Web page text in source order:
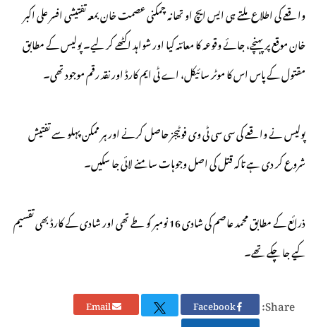
واقعے کی اطلاع ملتے ہی ایس ایچ او تھانہ چمکنی عصمت خان بمعہ تفتیشی افسر علی اکبر
خان موقع پر پہنچے، جائے وقوعہ کا معائنہ کیا اور شواہد اکٹھے کر لیے۔ پولیس کے مطابق
مقتول کے پاس اس کا موٹر سائیکل، اے ٹی ایم کارڈ اور نقد رقم موجود تھی۔
پولیس نے واقعے کی سی سی ٹی وی فوٹیجز حاصل کرنے اور ہر ممکن پہلو سے تفتیش
شروع کر دی ہے تاکہ قتل کی اصل وجوہات سامنے لائی جا سکیں۔
ذرائع کے مطابق محمد عاصم کی شادی 16 نومبر کو طے تھی اور شادی کے کارڈ بھی تقسیم
کیے جا چکے تھے۔
Share:
Email